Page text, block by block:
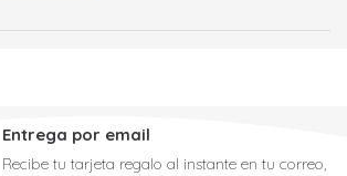
Entrega por email
Recibe tu tarjeta regalo al instante en tu correo,